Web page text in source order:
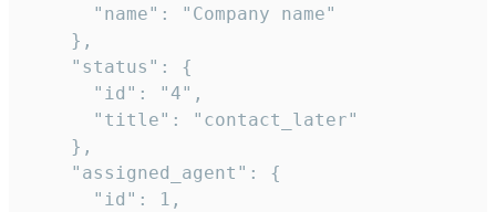
      "name": "Company name"
    },
    "status": {
      "id": "4",
      "title": "contact_later"
    },
    "assigned_agent": {
      "id": 1,